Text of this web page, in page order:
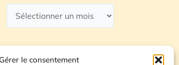
Gérer le consentement